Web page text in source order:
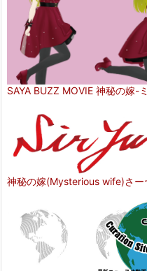
SAYA BUZZ MOVIE 神秘の嫁-
神秘の嫁(Mysterious wife)さー